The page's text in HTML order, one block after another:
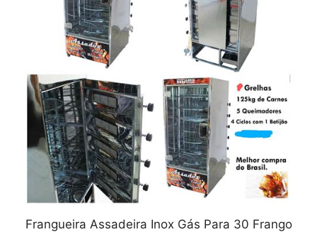
Frangueira Assadeira Inox Gás Para 30 Frango